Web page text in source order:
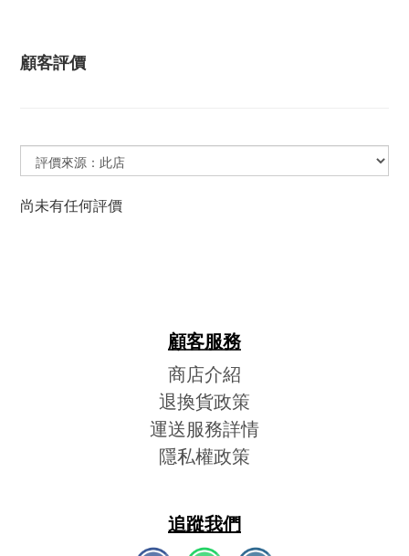
顧客評價
尚未有任何評價
顧客服務
商店介紹
退換貨政策
運送服務詳情
隱私權政策
追蹤我們